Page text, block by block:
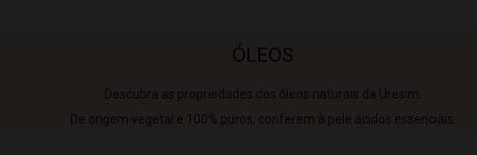
ÓLEOS
Descubra as propriedades dos óleos naturais da Uresim.
De origem vegetal e 100% puros, conferem à pele ácidos essenciais.